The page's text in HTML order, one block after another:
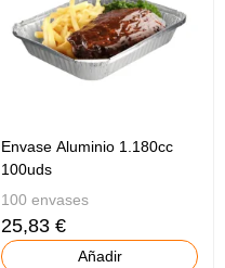
Envase Aluminio 1.180cc
100uds
100 envases
25,83 €
Añadir